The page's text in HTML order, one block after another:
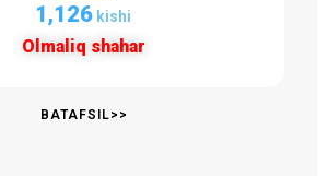
1,156 kishi
Olmaliq shahar
BATAFSIL>>